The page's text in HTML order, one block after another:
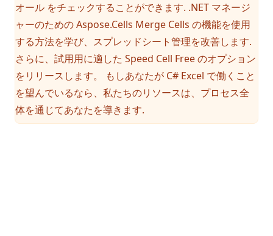
オール をチェックすることができます. .NET マネージ
ャーのための Aspose.Cells Merge Cells の機能を使用
する方法を学び、スプレッドシート管理を改善します.
さらに、試用用に適した Speed Cell Free のオプション
をリリースします。 もしあなたが C# Excel で働くこと
を望んでいるなら、私たちのリソースは、プロセス全
体を通じてあなたを導きます.